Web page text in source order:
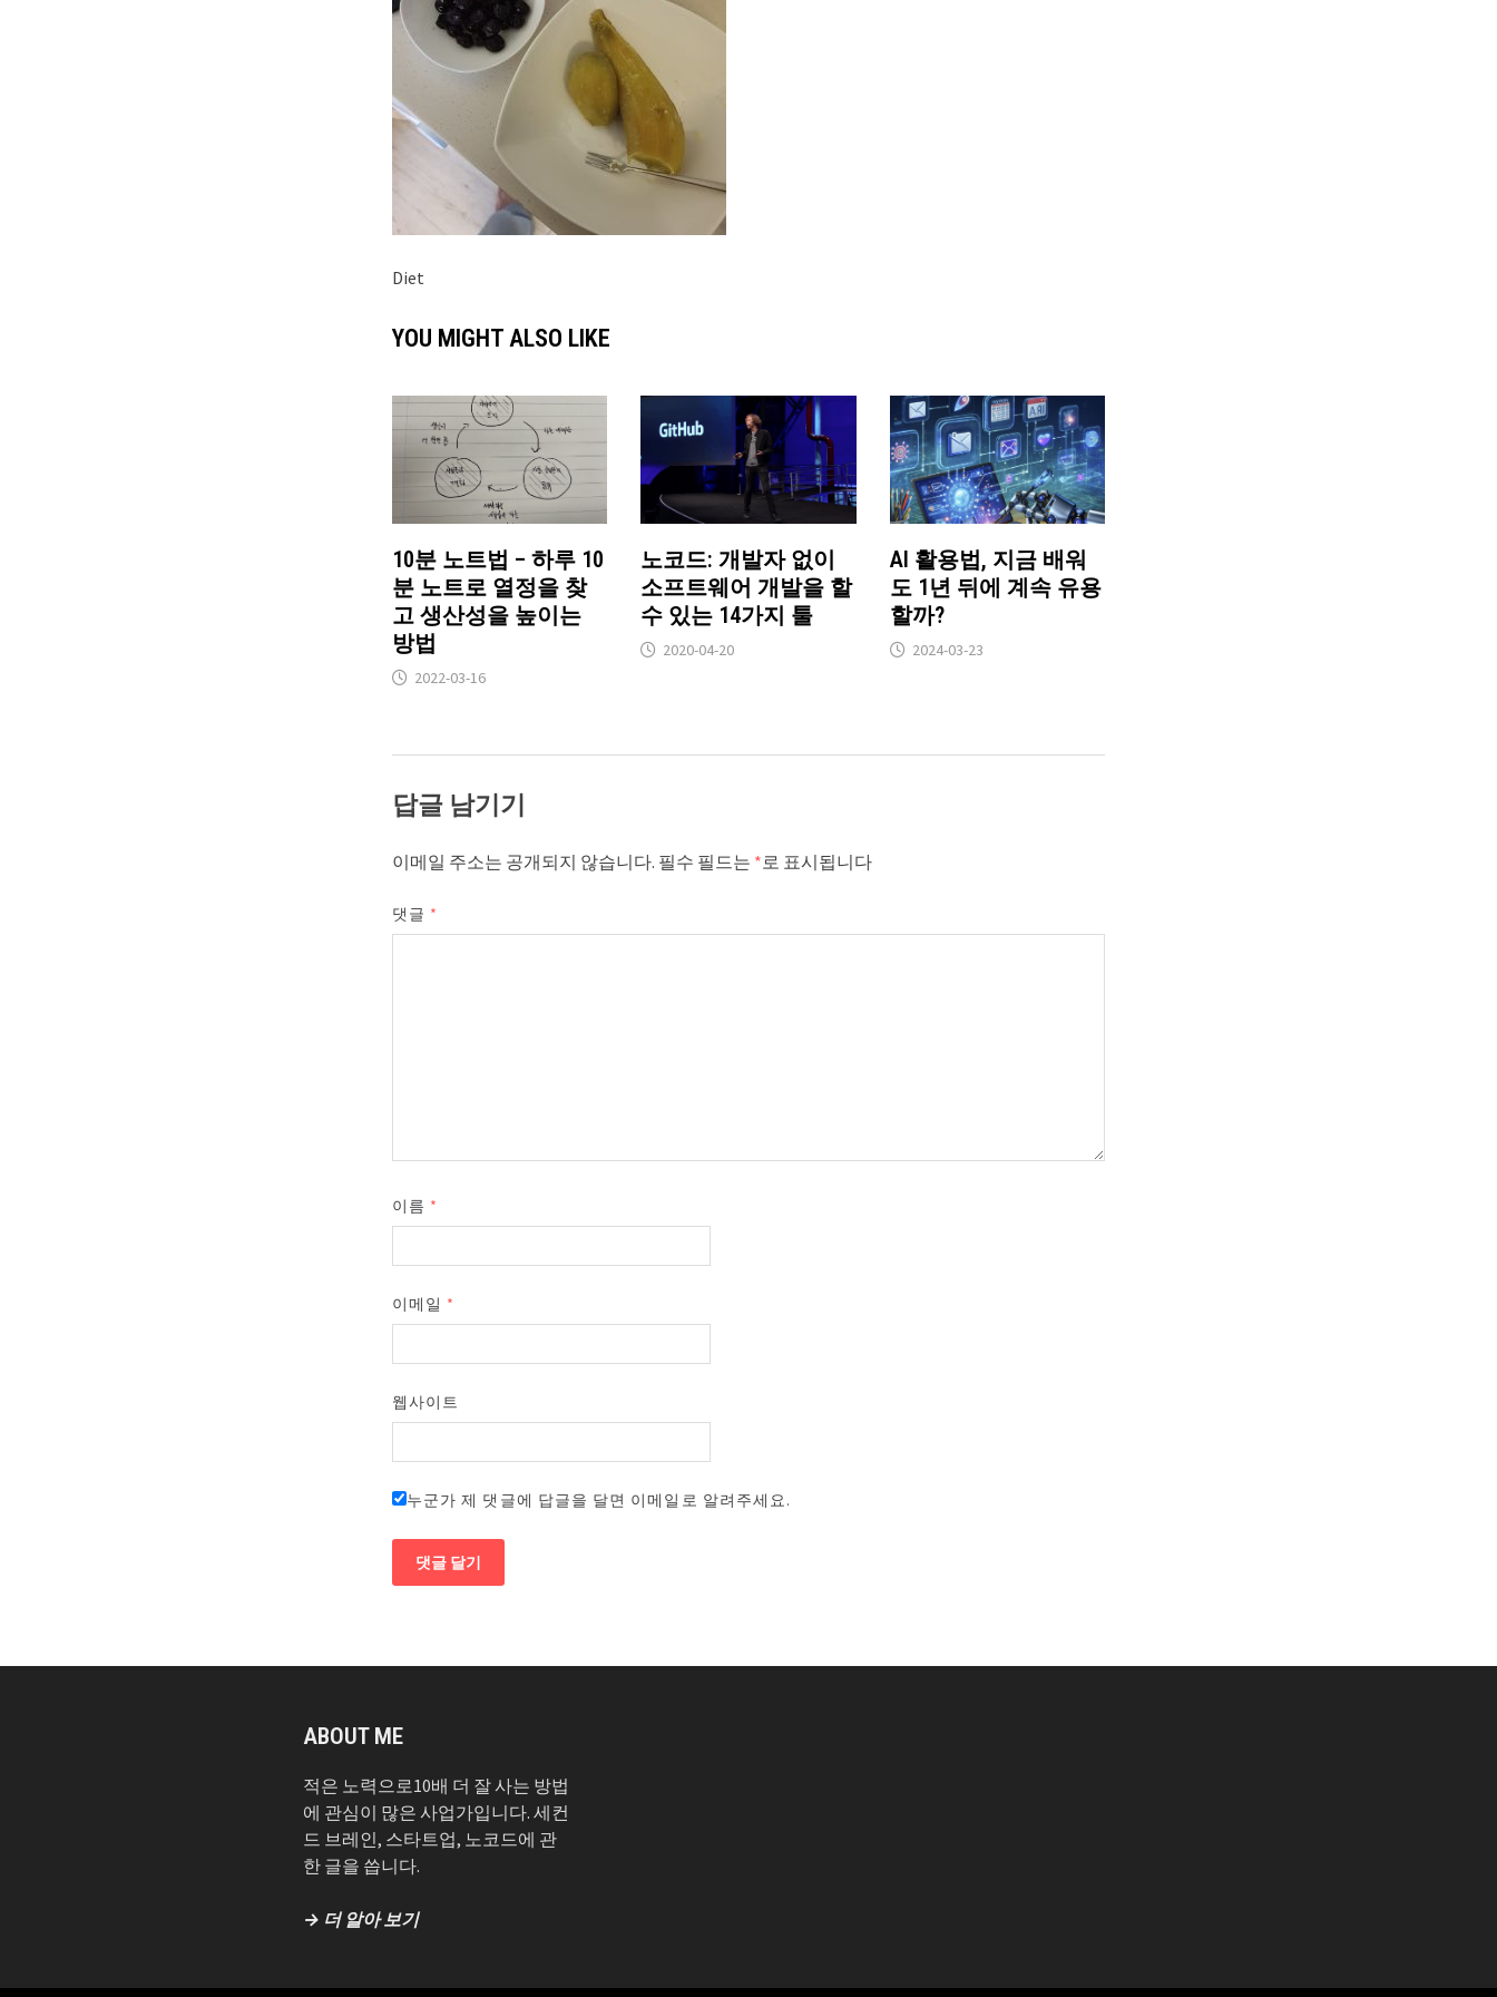
Diet
YOU MIGHT ALSO LIKE
10분 노트법 – 하루 10
분 노트로 열정을 찾
고 생산성을 높이는
방법
2022-03-16
노코드: 개발자 없이
소프트웨어 개발을 할
수 있는 14가지 툴
2020-04-20
AI 활용법, 지금 배워
도 1년 뒤에 계속 유용
할까?
2024-03-23
답글 남기기
이메일 주소는 공개되지 않습니다. 필수 필드는 *로 표시됩니다
댓글 *
이름 *
이메일 *
웹사이트
누군가 제 댓글에 답글을 달면 이메일로 알려주세요.
ABOUT ME
적은 노력으로10배 더 잘 사는 방법
에 관심이 많은 사업가입니다. 세컨
드 브레인, 스타트업, 노코드에 관
한 글을 씁니다.
→ 더 알아 보기